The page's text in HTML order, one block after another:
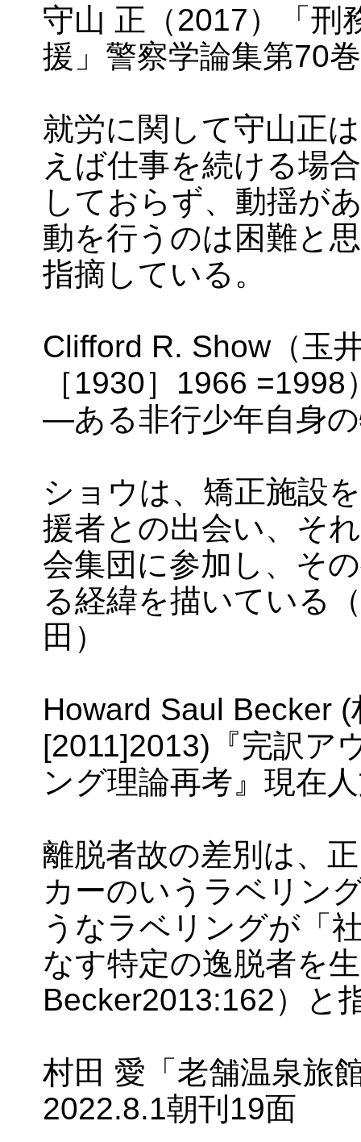
守山 正（2017）「刑
援」警察学論集第70
就労に関して守山正
えば仕事を続ける場
しておらず、動揺が
動を行うのは困難と
指摘している。
Clifford R. Show（玉
［1930］1966
―ある非行少年自身
ショウは、矯正施設
援者との出会い、そ
会集団に参加し、そ
る経緯を描いている
田）
Howard Saul Becker
[2011]2013)『完訳
ング理論再考』現在
離脱者故の差別は、
カーのいうラベリン
うなラベリングが「
なす特定の逸脱者を
Becker2013:162）と
村田 愛「老舗温泉旅
2022.8.1朝刊19面